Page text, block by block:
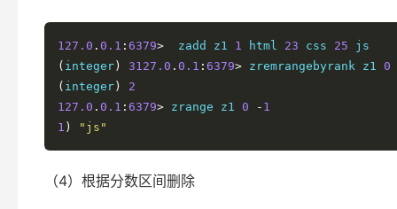
127.0 . 0.1 : 6379>
  zadd z1
1 html 23 css 25
( integer ) 3127.0 . 0.1 : 6379> zremrangebyrank z1 0
( integer )
2
127.0 . 0.1 : 6379> zrange z1 0 - 1
1 ) "js"
（4）根据分数区间删除